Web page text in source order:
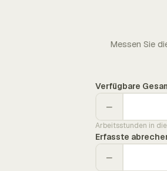
Messen Sie
Verfügbare
−
Arbeitsstunden in
Erfasste
−